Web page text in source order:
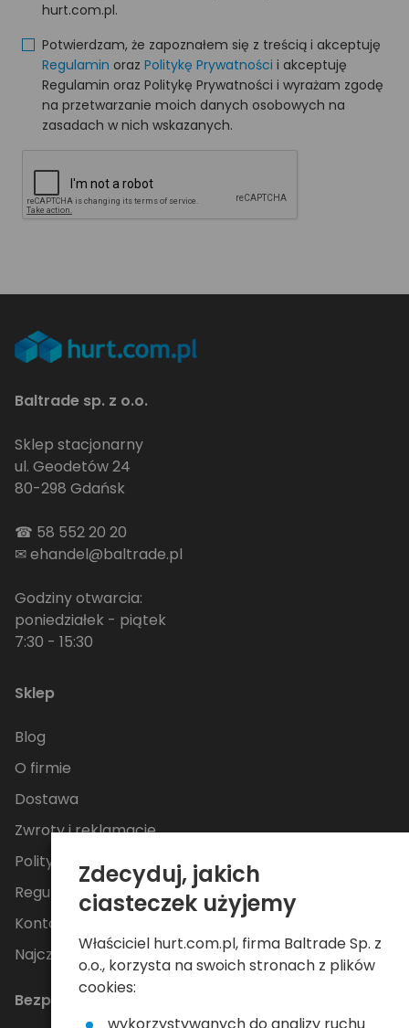
hurt.com.pl.
Potwierdzam, że zapoznałem się z treścią i akceptuję
Regulamin oraz Politykę Prywatności i akceptuję
Regulamin oraz Politykę Prywatności i wyrażam zgodę
na przetwarzanie moich danych osobowych na
zasadach w nich wskazanych.
Baltrade sp. z o.o.
Sklep stacjonarny
ul. Geodetów 24
80-298 Gdańsk
☎ 58 552 20 20
✉ehandel@baltrade.pl
Godziny otwarcia:
poniedziałek - piątek
7:30 - 15:30
Sklep
Blog
O firmie
Dostawa
Zwroty i reklamacje
Polityka Prywatności
Regulamin
Kontakt
Najczęściej zadawane pytania
Bezpieczne płatności
Zdecyduj, jakich
ciasteczek użyjemy
Właściciel hurt.com.pl, firma Baltrade Sp. z
o.o., korzysta na swoich stronach z plików
cookies: